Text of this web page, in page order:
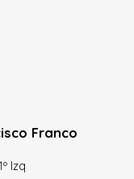
Franco
Izq